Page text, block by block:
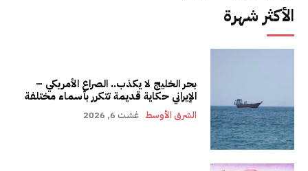
الأكثر شهرة
بحر الخليج لا يكذب.. الصراع الأمريكي –
الإيراني حكاية قديمة تتكرر بأسماء مختلفة
الشرق الأوسط غشت 6, 2026